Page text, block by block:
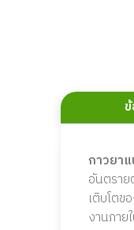
กาวยา
อันตรา
เติบโตข
งานภา